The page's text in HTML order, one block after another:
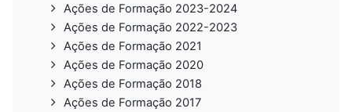
Ações de Formação 2023-2024
Ações de Formação 2022-2023
Ações de Formação 2021
Ações de Formação 2020
Ações de Formação 2018
Ações de Formação 2017